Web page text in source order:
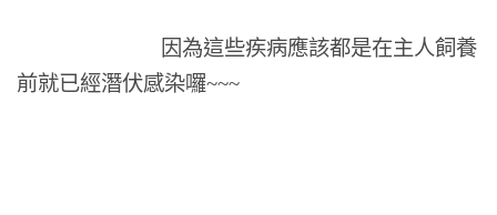
因為這些疾病應該都是在主人飼養
前就已經潛伏感染囉~~~